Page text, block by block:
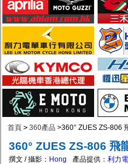
首頁 > 360產品 >360° ZUES ZS-806
360° ZUES ZS-806 飛
撰文 / 攝影： Hong 產品提供： 利力